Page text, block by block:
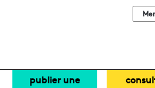
publier une